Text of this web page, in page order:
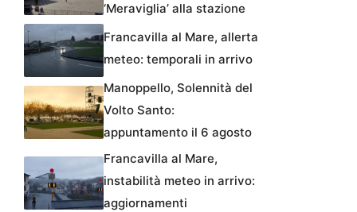
‘Meraviglia’ alla stazione
Francavilla al Mare, allerta
meteo: temporali in arrivo
Manoppello, Solennità del
Volto Santo:
appuntamento il 6 agosto
Francavilla al Mare,
instabilità meteo in arrivo:
aggiornamenti